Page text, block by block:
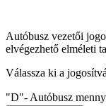
Autóbusz vezetői
elvégezhető elméleti
Válassza ki a
"D"- Autóbusz